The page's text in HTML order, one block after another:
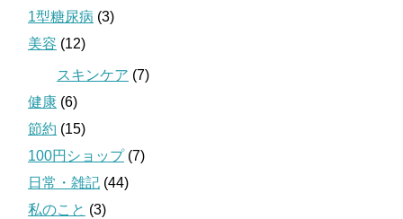
1型糖尿病 (3)
美容 (12)
スキンケア (7)
健康 (6)
節約 (15)
100円ショップ(7)
日常・雑記 (44)
私のこと (3)